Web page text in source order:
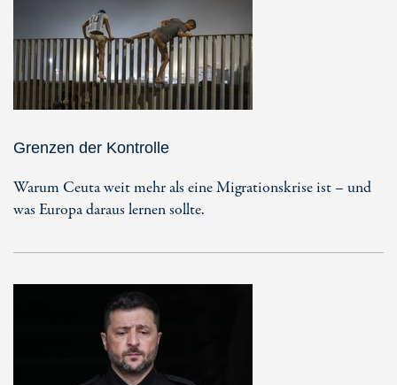
Grenzen der Kontrolle
Warum Ceuta weit mehr als eine Migrationskrise ist – und
was Europa daraus lernen sollte.